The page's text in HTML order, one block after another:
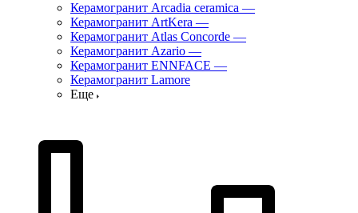
Керамогранит Arcadia ceramica —
Керамогранит ArtKera —
Керамогранит Atlas Concorde —
Керамогранит Azario —
Керамогранит ENNFACE —
Керамогранит Lamore
Еще